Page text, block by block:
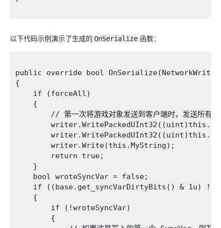
以下代码示例演示了生成的 OnSerialize 函数：
public override bool
{
    if (forceAll)
    {
// 第一次将游戏对象发送到客户端时，发送所有数
        writer.Write(this.MyString);
        return true;
    }
    bool wroteSyncVar = false;
if ((base.get_syncVarDirtyBits() & 1u) !=
    {
        if (!wroteSyncVar)
        {